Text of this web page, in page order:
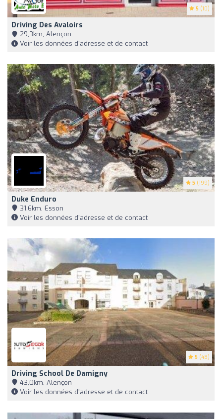
5 (10)
Driving Des Avaloirs
29,3km, Alençon
Voir les données d'adresse et de contact
5 (199)
Duke Enduro
31,6km, Esson
Voir les données d'adresse et de contact
5 (48)
Driving School De Damigny
43,0km, Alençon
Voir les données d'adresse et de contact